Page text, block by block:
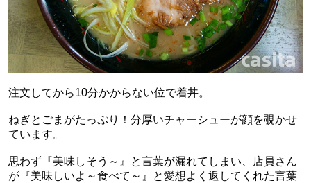
注文してから10分かからない位で着丼。
ねぎとごまがたっぷり！分厚いチャーシューが顔を覗かせ
ています。
思わず『美味しそう～』と言葉が漏れてしまい、店員さん
が『美味しいよ～食べて～』と愛想よく返してくれた言葉